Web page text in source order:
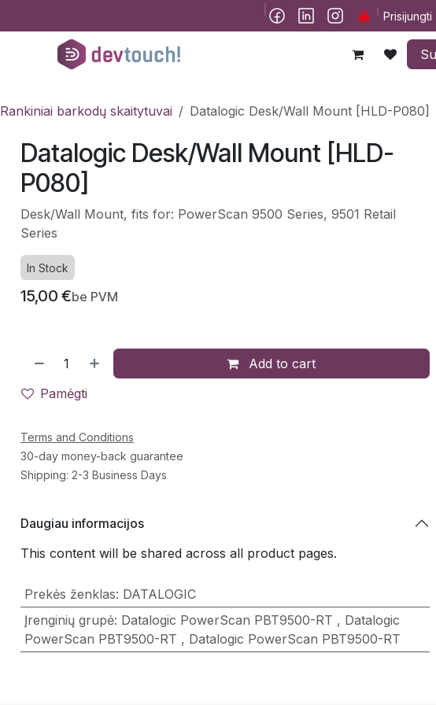
Kursai Help Darbai Susisiekite su
Prisijungti
Rankiniai barkodų skaitytuvai Datalogic Desk/Wall Mount [HLD-P080]
Datalogic Desk/Wall Mount [HLD-
P080]
Desk/Wall Mount, fits for: PowerScan 9500 Series, 9501 Retail
Series
In Stock
15,00 €be PVM
Add to cart
Pamėgti
Terms and Conditions
30-day money-back guarantee
Shipping: 2-3 Business Days
Daugiau informacijos
This content will be shared across all product pages.
Prekės ženklas: DATALOGIC
Įrenginių grupė: Datalogic PowerScan PBT9500-RT , Datalogic
PowerScan PBT9500-RT , Datalogic PowerScan PBT9500-RT